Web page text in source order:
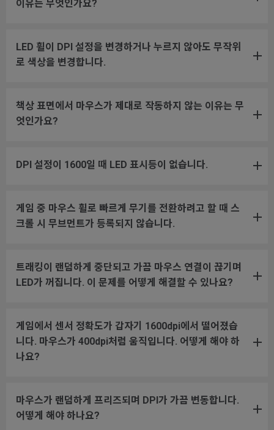
이유는 무엇인가요?
LED 휠이 DPI 설정을 변경하거나 누르지 않아도 무작위
로 색상을 변경합니다.
책상 표면에서 마우스가 제대로 작동하지 않는 이유는 무
엇인가요?
DPI 설정이 1600일 때 LED 표시등이 없습니다.
게임 중 마우스 휠로 빠르게 무기를 전환하려고 할 때 스
크롤 시 무브먼트가 등록되지 않습니다.
트래킹이 랜덤하게 중단되고 가끔 마우스 연결이 끊기며
LED가 꺼집니다. 이 문제를 어떻게 해결할 수 있나요?
게임에서 센서 정확도가 갑자기 1600dpi에서 떨어졌습
니다. 마우스가 400dpi처럼 움직입니다. 어떻게 해야 하
나요?
마우스가 랜덤하게 프리즈되며 DPI가 가끔 변동합니다.
어떻게 해야 하나요?